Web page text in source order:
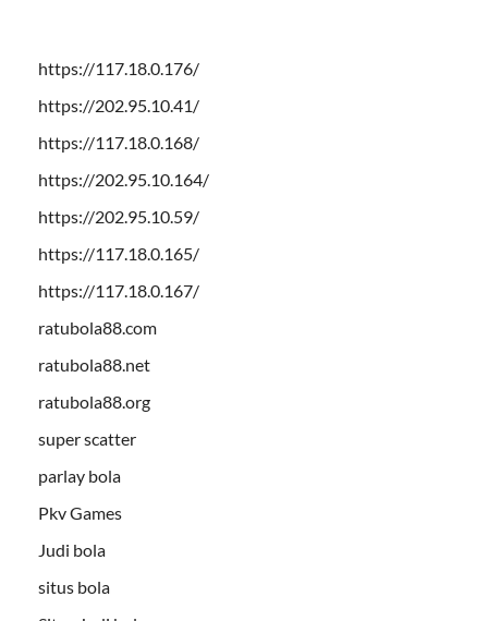
https://117.18.0.176/
https://202.95.10.41/
https://117.18.0.168/
https://202.95.10.164/
https://202.95.10.59/
https://117.18.0.165/
https://117.18.0.167/
ratubola88.com
ratubola88.net
ratubola88.org
super scatter
parlay bola
Pkv Games
Judi bola
situs bola